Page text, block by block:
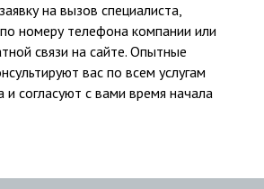
на вызов специалиста,
номеру телефона компании или
связи на сайте. Опытные
вас по всем услугам
и согласуют с вами время начала